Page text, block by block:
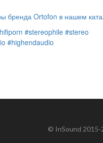
бренда Ortofon в нашем
#stereophile #stereo
#highendaudio
© InSound 2015-